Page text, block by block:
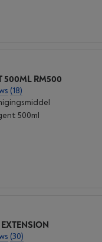
500ML RM500
(18)
500ml
(30)